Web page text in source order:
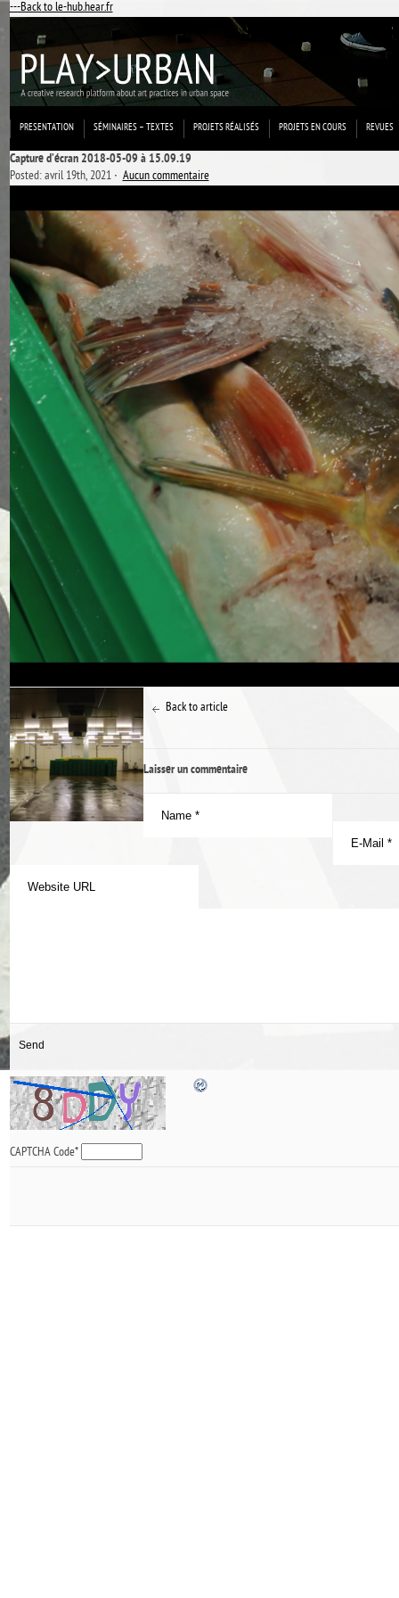
---Back to le-hub.hear.fr
PRESENTATION SÉMINAIRES – TEXTES PROJETS RÉALISÉS PROJETS EN COURS REVUES
Capture d’écran 2018-05-09 à 15.09.19
Posted: avril 19th, 2021 ˑAucun commentaire
Back to article
Laisser un commentaire
CAPTCHA Code*